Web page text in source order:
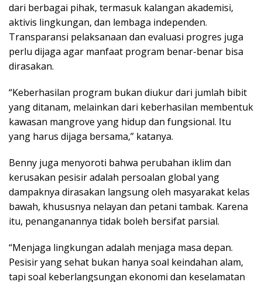
dari berbagai pihak, termasuk kalangan akademisi,
aktivis lingkungan, dan lembaga independen.
Transparansi pelaksanaan dan evaluasi progres juga
perlu dijaga agar manfaat program benar-benar bisa
dirasakan.
“Keberhasilan program bukan diukur dari jumlah bibit
yang ditanam, melainkan dari keberhasilan membentuk
kawasan mangrove yang hidup dan fungsional. Itu
yang harus dijaga bersama,” katanya.
Benny juga menyoroti bahwa perubahan iklim dan
kerusakan pesisir adalah persoalan global yang
dampaknya dirasakan langsung oleh masyarakat kelas
bawah, khususnya nelayan dan petani tambak. Karena
itu, penanganannya tidak boleh bersifat parsial.
“Menjaga lingkungan adalah menjaga masa depan.
Pesisir yang sehat bukan hanya soal keindahan alam,
tapi soal keberlangsungan ekonomi dan keselamatan